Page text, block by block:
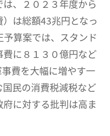
、２０２３年度から
は総額43兆円となっ
算案では、スタンド
に８１３０億円など
費を大幅に増やす一
民の消費税減税など
に対する批判は高ま